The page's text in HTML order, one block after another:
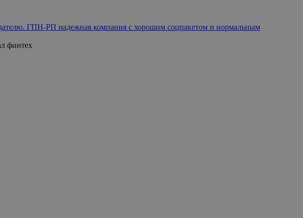
ГПН-РП надежная компания с хорошим соцпакетом и нормальным
финтех